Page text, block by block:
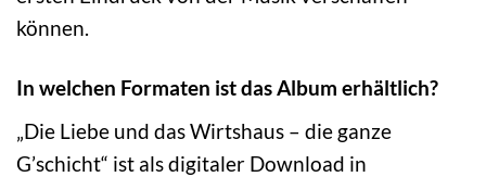
können.
In welchen Formaten ist das Album erhältlich?
„Die Liebe und das Wirtshaus – die ganze
G’schicht“ ist als digitaler Download in